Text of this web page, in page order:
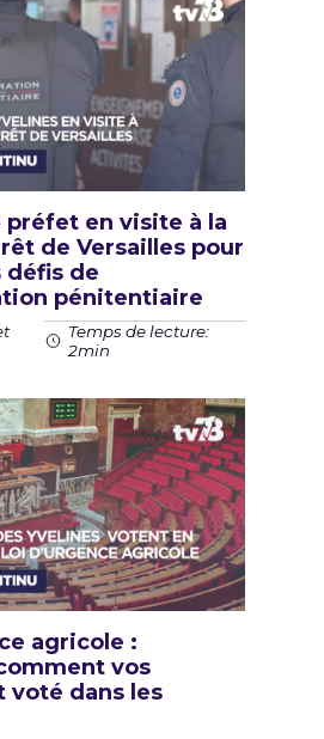
préfet en visite à la
de Versailles pour
défis de
pénitentiaire
Temps de lecture:
2min
agricole :
vos
voté dans les